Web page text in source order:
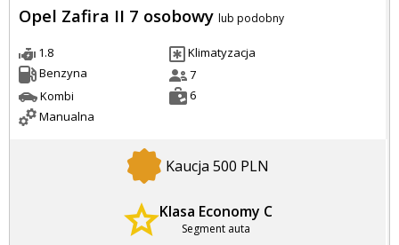
Opel Zafira II 7 osobowy lub podobny
1.8
Benzyna
Kombi
Manualna
Klimatyzacja
7
6
Kaucja 500 PLN
Klasa Economy C
Segment auta